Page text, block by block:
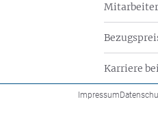
Mitarbeiter
Karriere
Impressum